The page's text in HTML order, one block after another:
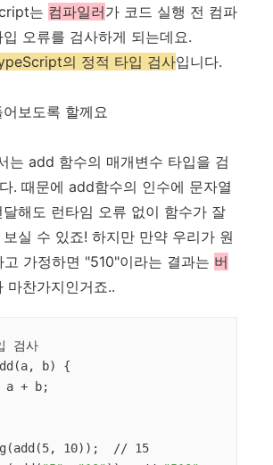
는 컴파일러가 코드 실행 전 컴파
오류를 검사하게 되는데요.
의 정적 타입 검사입니다.
보도록 할께요
는 add 함수의 매개변수 타입을 검
. 때문에 add함수의 인수에 문자열
해도 런타임 오류 없이 함수가 잘
실 수 있죠! 하지만 만약 우리가 원
고 가정하면 "510"이라는 결과는 버
마찬가지인거죠..
b) {
a + b;
10));  // 15